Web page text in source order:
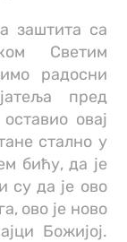
заштита са
Светим
радосни
пред
овај
стално у
бићу, да је
су да је ово
ово је ново
Божијој.